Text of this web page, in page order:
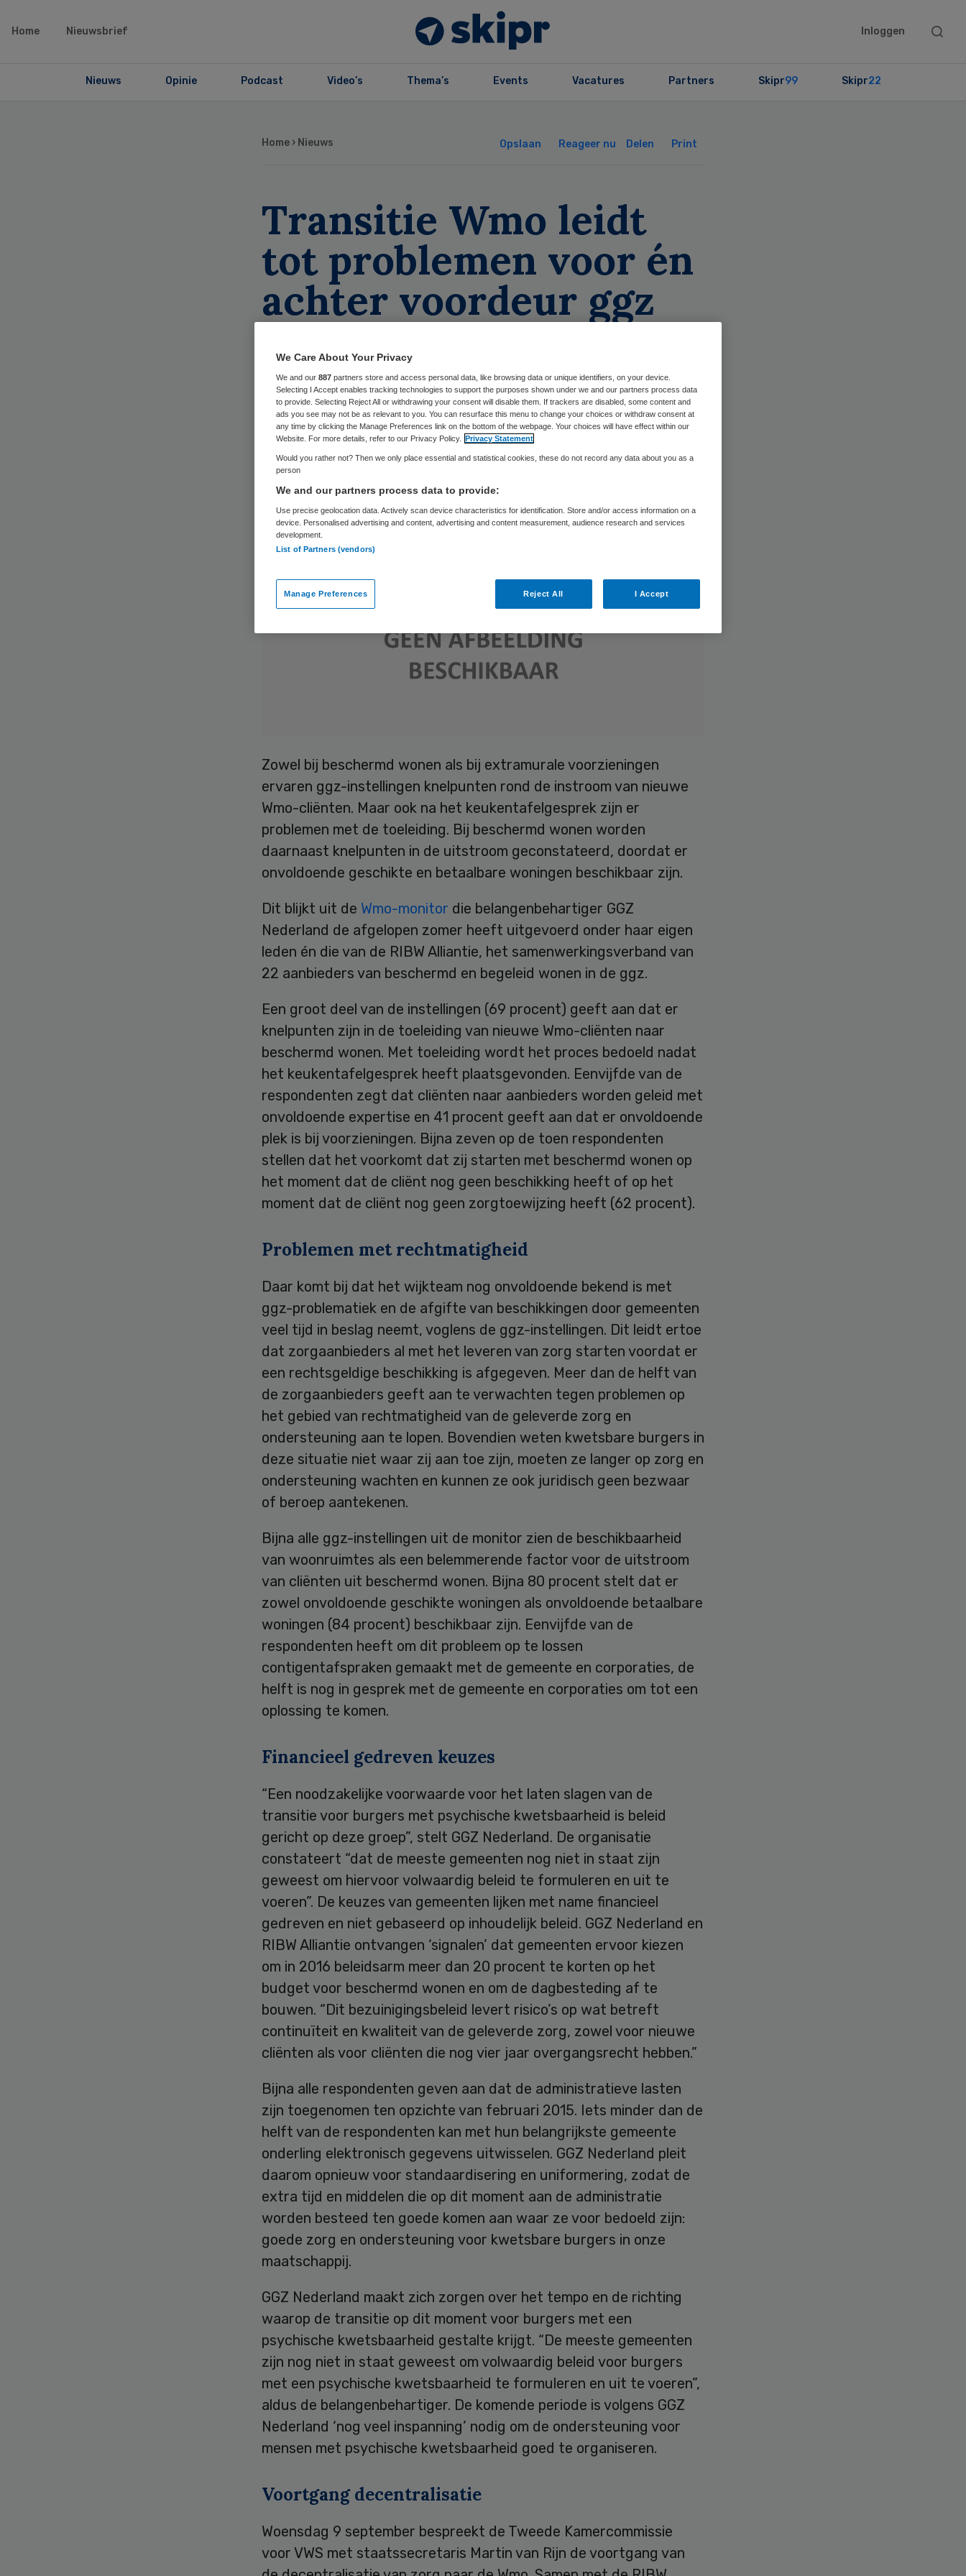
Home Nieuwsbrief Inloggen
Search
Nieuws Opinie Podcast Video’s Thema’s Events Vacatures Partners Skipr99 Skipr22
Home › Nieuws Opslaan Reageer nu Delen Print
Transitie Wmo leidt
tot problemen voor én
achter voordeur ggz
Zowel bij beschermd wonen als bij extramurale voorzieningen
ervaren ggz-instellingen knelpunten rond de instroom van nieuwe
Wmo-cliënten. Maar ook na het keukentafelgesprek zijn er
problemen met de toeleiding. Bij beschermd wonen worden
daarnaast knelpunten in de uitstroom geconstateerd, doordat er
onvoldoende geschikte en betaalbare woningen beschikbaar zijn.
Dit blijkt uit de Wmo-monitor die belangenbehartiger GGZ
Nederland de afgelopen zomer heeft uitgevoerd onder haar eigen
leden én die van de RIBW Alliantie, het samenwerkingsverband van
22 aanbieders van beschermd en begeleid wonen in de ggz.
Een groot deel van de instellingen (69 procent) geeft aan dat er
knelpunten zijn in de toeleiding van nieuwe Wmo-cliënten naar
beschermd wonen. Met toeleiding wordt het proces bedoeld nadat
het keukentafelgesprek heeft plaatsgevonden. Eenvijfde van de
respondenten zegt dat cliënten naar aanbieders worden geleid met
onvoldoende expertise en 41 procent geeft aan dat er onvoldoende
plek is bij voorzieningen. Bijna zeven op de toen respondenten
stellen dat het voorkomt dat zij starten met beschermd wonen op
het moment dat de cliënt nog geen beschikking heeft of op het
moment dat de cliënt nog geen zorgtoewijzing heeft (62 procent).
Problemen met rechtmatigheid
Daar komt bij dat het wijkteam nog onvoldoende bekend is met
ggz-problematiek en de afgifte van beschikkingen door gemeenten
veel tijd in beslag neemt, voglens de ggz-instellingen. Dit leidt ertoe
dat zorgaanbieders al met het leveren van zorg starten voordat er
een rechtsgeldige beschikking is afgegeven. Meer dan de helft van
de zorgaanbieders geeft aan te verwachten tegen problemen op
het gebied van rechtmatigheid van de geleverde zorg en
ondersteuning aan te lopen. Bovendien weten kwetsbare burgers in
deze situatie niet waar zij aan toe zijn, moeten ze langer op zorg en
ondersteuning wachten en kunnen ze ook juridisch geen bezwaar
of beroep aantekenen.
Bijna alle ggz-instellingen uit de monitor zien de beschikbaarheid
van woonruimtes als een belemmerende factor voor de uitstroom
van cliënten uit beschermd wonen. Bijna 80 procent stelt dat er
zowel onvoldoende geschikte woningen als onvoldoende betaalbare
woningen (84 procent) beschikbaar zijn. Eenvijfde van de
respondenten heeft om dit probleem op te lossen
contigentafspraken gemaakt met de gemeente en corporaties, de
helft is nog in gesprek met de gemeente en corporaties om tot een
oplossing te komen.
Financieel gedreven keuzes
“Een noodzakelijke voorwaarde voor het laten slagen van de
transitie voor burgers met psychische kwetsbaarheid is beleid
gericht op deze groep”, stelt GGZ Nederland. De organisatie
constateert “dat de meeste gemeenten nog niet in staat zijn
geweest om hiervoor volwaardig beleid te formuleren en uit te
voeren”. De keuzes van gemeenten lijken met name financieel
gedreven en niet gebaseerd op inhoudelijk beleid. GGZ Nederland en
RIBW Alliantie ontvangen ‘signalen’ dat gemeenten ervoor kiezen
om in 2016 beleidsarm meer dan 20 procent te korten op het
budget voor beschermd wonen en om de dagbesteding af te
bouwen. “Dit bezuinigingsbeleid levert risico’s op wat betreft
continuïteit en kwaliteit van de geleverde zorg, zowel voor nieuwe
cliënten als voor cliënten die nog vier jaar overgangsrecht hebben.”
Bijna alle respondenten geven aan dat de administratieve lasten
zijn toegenomen ten opzichte van februari 2015. Iets minder dan de
helft van de respondenten kan met hun belangrijkste gemeente
onderling elektronisch gegevens uitwisselen. GGZ Nederland pleit
daarom opnieuw voor standaardisering en uniformering, zodat de
extra tijd en middelen die op dit moment aan de administratie
worden besteed ten goede komen aan waar ze voor bedoeld zijn:
goede zorg en ondersteuning voor kwetsbare burgers in onze
maatschappij.
GGZ Nederland maakt zich zorgen over het tempo en de richting
waarop de transitie op dit moment voor burgers met een
psychische kwetsbaarheid gestalte krijgt. “De meeste gemeenten
zijn nog niet in staat geweest om volwaardig beleid voor burgers
met een psychische kwetsbaarheid te formuleren en uit te voeren”,
aldus de belangenbehartiger. De komende periode is volgens GGZ
Nederland ‘nog veel inspanning’ nodig om de ondersteuning voor
mensen met psychische kwetsbaarheid goed te organiseren.
Voortgang decentralisatie
Woensdag 9 september bespreekt de Tweede Kamercommissie
voor VWS met staatssecretaris Martin van Rijn de voortgang van
We Care About Your Privacy
We and our 887 partners store and access personal data, like browsing data or unique identifiers, on your device.
Selecting I Accept enables tracking technologies to support the purposes shown under we and our partners process data
to provide. Selecting Reject All or withdrawing your consent will disable them. If trackers are disabled, some content and
ads you see may not be as relevant to you. You can resurface this menu to change your choices or withdraw consent at
any time by clicking the Manage Preferences link on the bottom of the webpage. Your choices will have effect within our
Website. For more details, refer to our Privacy Policy. Privacy Statement
Would you rather not? Then we only place essential and statistical cookies, these do not record any data about you as a
person
We and our partners process data to provide:
Use precise geolocation data. Actively scan device characteristics for identification. Store and/or access information on a
device. Personalised advertising and content, advertising and content measurement, audience research and services
development.
List of Partners (vendors)
Manage Preferences Reject All I Accept